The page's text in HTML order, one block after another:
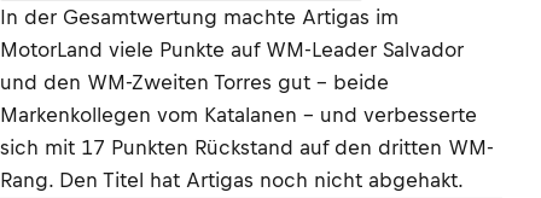
In der Gesamtwertung machte Artigas im
MotorLand viele Punkte auf WM-Leader Salvador
und den WM-Zweiten Torres gut – beide
Markenkollegen vom Katalanen – und verbesserte
sich mit 17 Punkten Rückstand auf den dritten WM-
Rang. Den Titel hat Artigas noch nicht abgehakt.